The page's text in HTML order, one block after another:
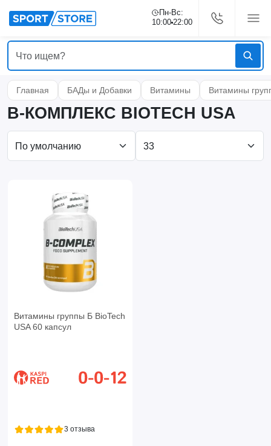
Пн-Вс:
10:00 22:00
Главная БАДы и Добавки Витамины Витамины
B-КОМПЛЕКС BIOTECH USA
Витамины группы Б BioTech
USA 60 капсул
3 отзыва